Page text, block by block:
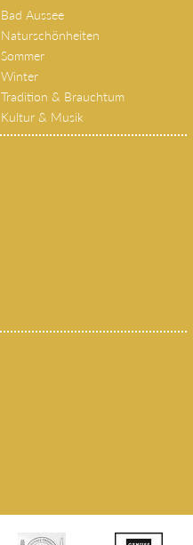
Bad Aussee
Naturschönheiten
Sommer
Winter
Tradition & Brauchtum
Kultur & Musik